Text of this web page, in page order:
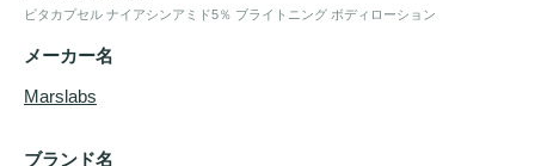
ビタカプセル ナイアシンアミド5％ ブライトニング ボディローション
メーカー名
Marslabs
ブランド名